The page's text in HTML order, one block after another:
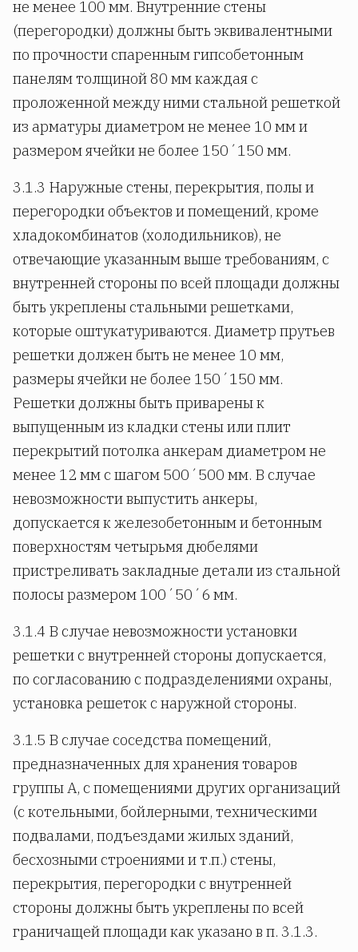
не менее 100 мм. Внутренние стены
(перегородки) должны быть эквивалентными
по прочности спаренным гипсобетонным
панелям толщиной 80 мм каждая с
проложенной между ними стальной решеткой
из арматуры диаметром не менее 10 мм и
размером ячейки не более 150´150 мм.
3.1.3 Наружные стены, перекрытия, полы и
перегородки объектов и помещений, кроме
хладокомбинатов (холодильников), не
отвечающие указанным выше требованиям, с
внутренней стороны по всей площади должны
быть укреплены стальными решетками,
которые оштукатуриваются. Диаметр прутьев
решетки должен быть не менее 10 мм,
размеры ячейки не более 150´150 мм.
Решетки должны быть приварены к
выпущенным из кладки стены или плит
перекрытий потолка анкерам диаметром не
менее 12 мм с шагом 500´500 мм. В случае
невозможности выпустить анкеры,
допускается к железобетонным и бетонным
поверхностям четырьмя дюбелями
пристреливать закладные детали из стальной
полосы размером 100´50´6 мм.
3.1.4 В случае невозможности установки
решетки с внутренней стороны допускается,
по согласованию с подразделениями охраны,
установка решеток с наружной стороны.
3.1.5 В случае соседства помещений,
предназначенных для хранения товаров
группы А, с помещениями других организаций
(с котельными, бойлерными, техническими
подвалами, подъездами жилых зданий,
бесхозными строениями и т.п.) стены,
перекрытия, перегородки с внутренней
стороны должны быть укреплены по всей
граничащей площади как указано в п. 3.1.3.